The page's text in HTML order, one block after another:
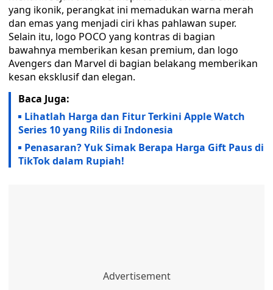
yang ikonik, perangkat ini memadukan warna merah
dan emas yang menjadi ciri khas pahlawan super.
Selain itu, logo POCO yang kontras di bagian
bawahnya memberikan kesan premium, dan logo
Avengers dan Marvel di bagian belakang memberikan
kesan eksklusif dan elegan.
Baca Juga:
Lihatlah Harga dan Fitur Terkini Apple Watch
Series 10 yang Rilis di Indonesia
Penasaran? Yuk Simak Berapa Harga Gift Paus di
TikTok dalam Rupiah!